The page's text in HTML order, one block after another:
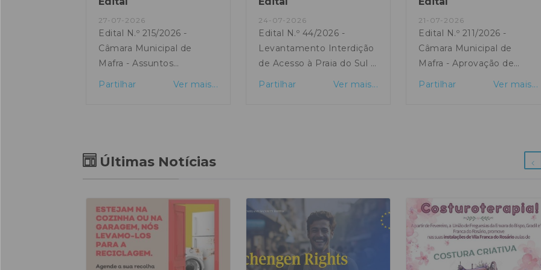
27-07-2026
Edital N.º 215/2026 -
Câmara Municipal de
Mafra - Assuntos
Partilhar Ver mais...
24-07-2026
Edital N.º 44/2026 -
Levantamento Interdição
de Acesso à Praia do Sul -
Partilhar Ver mais...
21-07-2026
Edital N.º 211/2026 -
Câmara Municipal de
Mafra - Aprovação de
Partilhar Ver mais...
Últimas Notícias